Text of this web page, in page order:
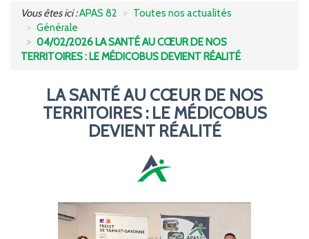
ACCUEILS DE JOUR
AIDE À DOMICILE
FORMATION
ACTUALITÉS
Vous êtes ici :APAS 82
Toutes nos actualités
Générale
04/02/2026 LA SANTÉ AU CŒUR DE NOS
TERRITOIRES : LE MÉDICOBUS DEVIENT RÉALITÉ
LA SANTÉ AU CŒUR DE NOS
TERRITOIRES : LE MÉDICOBUS
DEVIENT RÉALITÉ